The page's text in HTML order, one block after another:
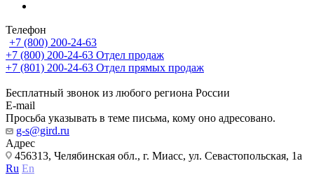
Телефон
+7 (800) 200-24-63
+7 (800) 200-24-63 Отдел продаж
+7 (801) 200-24-63 Отдел прямых продаж
Бесплатный звонок из любого региона России
E-mail
Просьба указывать в теме письма, кому оно адресовано.
g-s@gird.ru
Адрес
456313, Челябинская обл., г. Миасс, ул. Севастопольская, 1а
Ru En